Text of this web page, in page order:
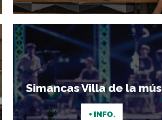
Simancas Villa de la
+ INFO.